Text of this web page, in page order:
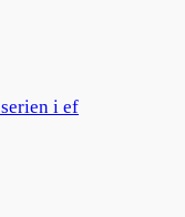
i ef